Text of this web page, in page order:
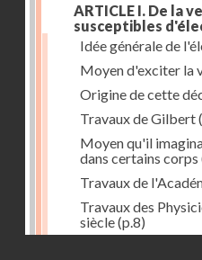
ARTICLE I. De la
susceptibles
Idée générale de
Moyen d'exciter la
Origine de cette
Travaux de Gilbert
Moyen qu'il
dans certains corps
Travaux de
Travaux des
siècle(p.8)